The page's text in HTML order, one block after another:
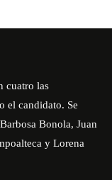
cuatro las
el candidato. Se
Bonola, Juan
y Lorena